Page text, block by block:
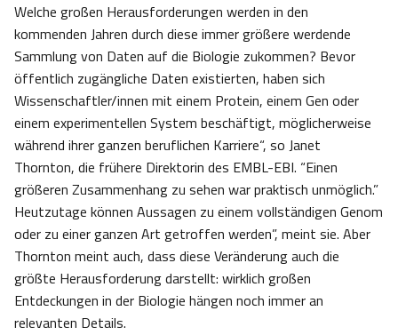
Welche großen Herausforderungen werden in den
kommenden Jahren durch diese immer größere werdende
Sammlung von Daten auf die Biologie zukommen? Bevor
öffentlich zugängliche Daten existierten, haben sich
Wissenschaftler/innen mit einem Protein, einem Gen oder
einem experimentellen System beschäftigt, möglicherweise
während ihrer ganzen beruflichen Karriere“, so Janet
Thornton, die frühere Direktorin des EMBL-EBI. “Einen
größeren Zusammenhang zu sehen war praktisch unmöglich.”
Heutzutage können Aussagen zu einem vollständigen Genom
oder zu einer ganzen Art getroffen werden”, meint sie. Aber
Thornton meint auch, dass diese Veränderung auch die
größte Herausforderung darstellt: wirklich großen
Entdeckungen in der Biologie hängen noch immer an
relevanten Details.